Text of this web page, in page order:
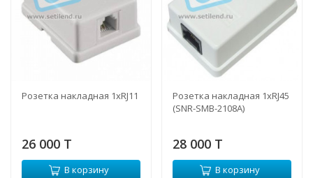
Розетка накладная 1хRJ11
26 000 T
В корзину
Розетка накладная 1хRJ45
(SNR-SMB-2108A)
28 000 T
В корзину